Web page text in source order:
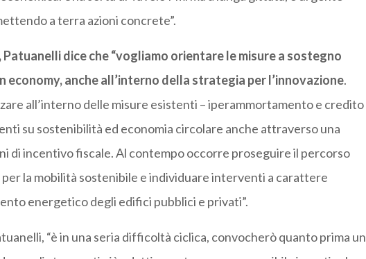
a terra azioni concrete”.
dice che “vogliamo orientare le misure a sostegno
economy, anche all’interno della strategia per l’innovazione.
all’interno delle misure esistenti – iperammortamento e credito
su sostenibilità ed economia circolare anche attraverso una
di incentivo fiscale. Al contempo occorre proseguire il percorso
per la mobilità sostenibile e individuare interventi a carattere
energetico degli edifici pubblici e privati”.
“è in una seria difficoltà ciclica, convocherò quanto prima un